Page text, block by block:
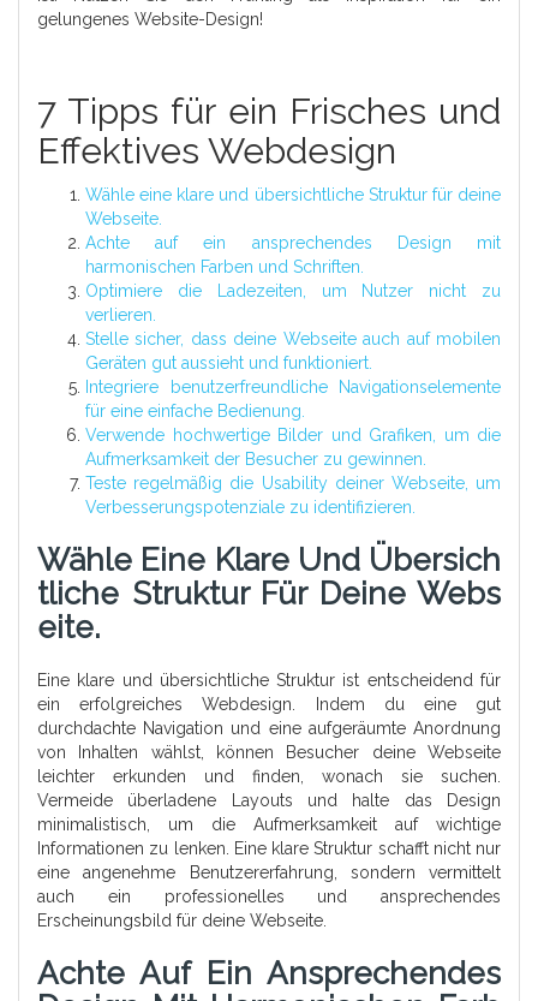
gelungenes Website-Design!
7 Tipps für ein Frisches und
Effektives Webdesign
Wähle eine klare und übersichtliche Struktur für deine
Webseite.
Achte auf ein ansprechendes Design mit
harmonischen Farben und Schriften.
Optimiere die Ladezeiten, um Nutzer nicht zu
verlieren.
Stelle sicher, dass deine Webseite auch auf mobilen
Geräten gut aussieht und funktioniert.
Integriere benutzerfreundliche Navigationselemente
für eine einfache Bedienung.
Verwende hochwertige Bilder und Grafiken, um die
Aufmerksamkeit der Besucher zu gewinnen.
Teste regelmäßig die Usability deiner Webseite, um
Verbesserungspotenziale zu identifizieren.
Wähle Eine Klare Und Übersich
Tliche Struktur Für Deine Webs
Eite.
Eine klare und übersichtliche Struktur ist entscheidend für
ein erfolgreiches Webdesign. Indem du eine gut
durchdachte Navigation und eine aufgeräumte Anordnung
von Inhalten wählst, können Besucher deine Webseite
leichter erkunden und finden, wonach sie suchen.
Vermeide überladene Layouts und halte das Design
minimalistisch, um die Aufmerksamkeit auf wichtige
Informationen zu lenken. Eine klare Struktur schafft nicht nur
eine angenehme Benutzererfahrung, sondern vermittelt
auch ein professionelles und ansprechendes
Erscheinungsbild für deine Webseite.
Achte Auf Ein Ansprechendes